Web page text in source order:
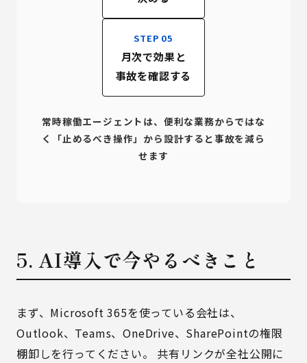
STEP 05
月次で効果と
事故を確認する
常時稼働エージェントは、便利な業務からではな
く「止めるべき操作」から設計すると事故を減ら
せます
5. AI導入で今やるべきこと
まず、Microsoft 365を使っている会社は、
Outlook、Teams、OneDrive、SharePointの権限
棚卸しを行ってください。 共有リンクが全社公開に